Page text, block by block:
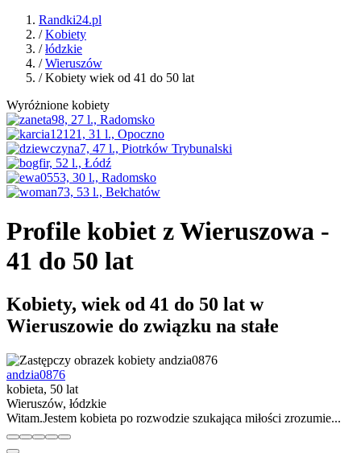
Randki24.pl
/Kobiety
/łódzkie
/Wieruszów
/ Kobiety wiek od 41 do 50 lat
Wyróżnione kobiety
Profile kobiet z Wieruszowa -
41 do 50 lat
Kobiety, wiek od 41 do 50 lat w
Wieruszowie do związku na stałe
andzia0876
kobieta, 50 lat
Wieruszów, łódzkie
Witam.Jestem kobieta po rozwodzie szukająca miłości zrozumie...